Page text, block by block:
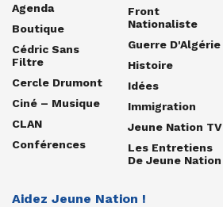
Agenda
Boutique
Cédric Sans
Filtre
Cercle Drumont
Ciné – Musique
CLAN
Conférences
Front
Nationaliste
Guerre D'Algérie
Histoire
Idées
Immigration
Jeune Nation TV
Les Entretiens
De Jeune Nation
Aidez Jeune Nation !